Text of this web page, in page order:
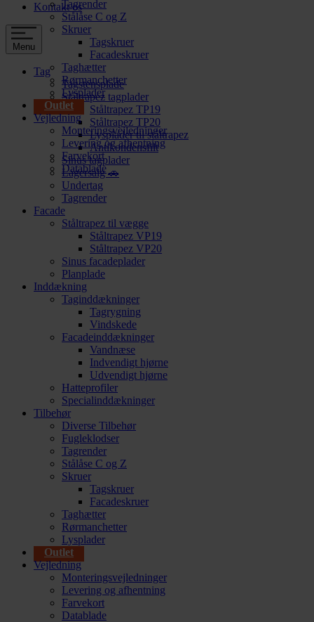
Tagrender
Stålåse C og Z
Skruer
Tagskruer
Facadeskruer
Taghætter
Rørmanchetter
Lysplader
Outlet
Vejledning
Monteringsvejledninger
Levering og afhentning
Farvekort
Datablade
Kontakt os
Menu
Tag
Tagstensplade
Ståltrapez tagplader
Ståltrapez TP19
Ståltrapez TP20
Lysplader til ståltrapez
Antikondensfilt
Sinus tagplader
Lagersalg 🚗
Undertag
Tagrender
Facade
Ståltrapez til vægge
Ståltrapez VP19
Ståltrapez VP20
Sinus facadeplader
Planplade
Inddækning
Taginddækninger
Tagrygning
Vindskede
Facadeinddækninger
Vandnæse
Indvendigt hjørne
Udvendigt hjørne
Hatteprofiler
Specialinddækninger
Tilbehør
Diverse Tilbehør
Fugleklodser
Tagrender
Stålåse C og Z
Skruer
Tagskruer
Facadeskruer
Taghætter
Rørmanchetter
Lysplader
Outlet
Vejledning
Monteringsvejledninger
Levering og afhentning
Farvekort
Datablade